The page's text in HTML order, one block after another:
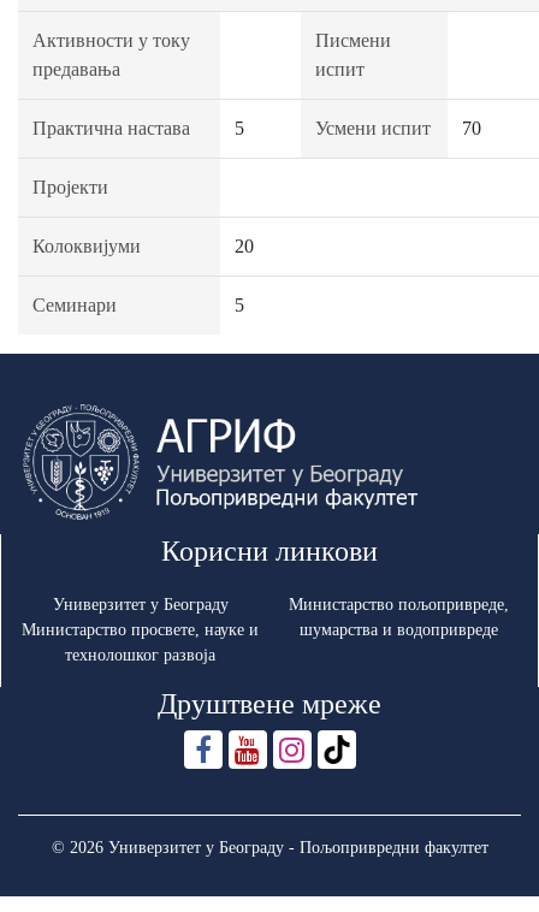
Активности у току
предавања
Писмени
испит
Практична настава 5 Усмени испит 70
Пројекти
Колоквијуми 20
Семинари 5
Корисни линкови
Универзитет у Београду
Министарство просвете, науке и
технолошког развоја
Министарство пољопривреде,
шумарства и водопривреде
Друштвене мреже
© 2026 Универзитет у Београду - Пољопривредни факултет